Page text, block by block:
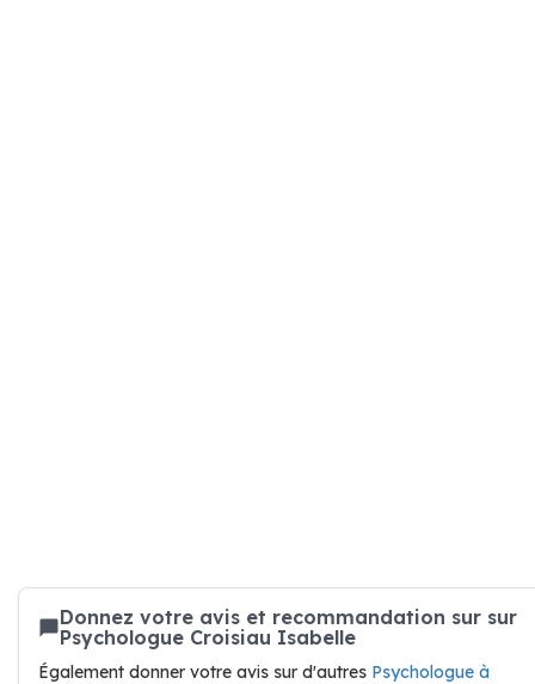
Donnez votre avis et recommandation sur sur
Psychologue Croisiau Isabelle
Également donner votre avis sur d'autres Psychologue à